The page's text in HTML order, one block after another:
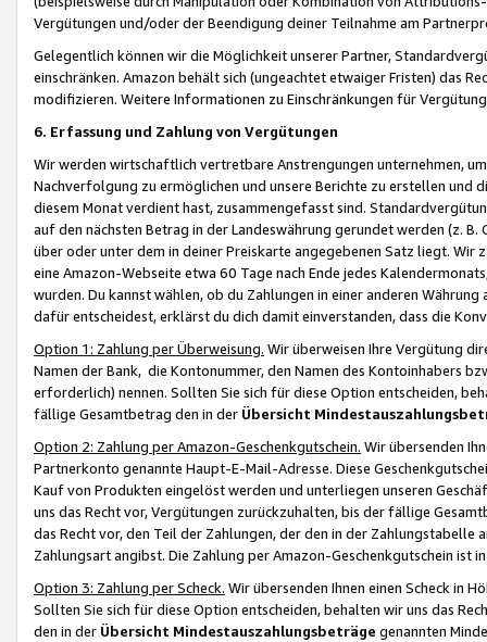
Vergütungen und/oder der Beendigung deiner Teilnahme am
Gelegentlich können wir die Möglichkeit unserer Partner,
einschränken. Amazon behält sich (ungeachtet etwaiger Fristen) das
modifizieren. Weitere Informationen zu Einschränkungen für
6. Erfassung und Zahlung von Vergütungen
Wir werden wirtschaftlich vertretbare Anstrengungen unternehmen,
Nachverfolgung zu ermöglichen und unsere Berichte zu erstellen und
diesem Monat verdient hast, zusammengefasst sind.
auf den nächsten Betrag in der Landeswährung gerundet werden (z.
über oder unter dem in deiner Preiskarte angegebenen Satz liegt.
eine Amazon-Webseite etwa 60 Tage nach Ende jedes
wurden. Du kannst wählen, ob du Zahlungen in einer anderen
dafür entscheidest, erklärst du dich damit einverstanden, dass die
Option 1: Zahlung per Überweisung. Wir überweisen Ihre Vergütung
Namen der Bank, die Kontonummer, den Namen des Kontoinhabers
erforderlich) nennen. Sollten Sie sich für diese Option entscheiden,
fällige Gesamtbetrag den in der Übersicht
Option 2: Zahlung per Amazon-Geschenkgutschein. Wir übersenden
Partnerkonto genannte Haupt-E-Mail-Adresse. Diese
Kauf von Produkten eingelöst werden und unterliegen unseren
uns das Recht vor, Vergütungen zurückzuhalten, bis der fällige
das Recht vor, den Teil der Zahlungen, der den in der
Zahlungsart angibst. Die Zahlung per Amazon-Geschenkgutschein ist
Option 3: Zahlung per Scheck. Wir übersenden Ihnen einen Scheck in
Sollten Sie sich für diese Option entscheiden, behalten wir uns das
den in der Übersicht Mindestauszahlungsbeträge genannten